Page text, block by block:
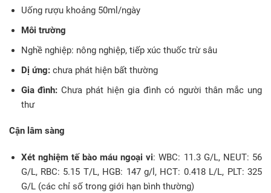
Uống rượu khoảng 50ml/ngày
Môi trường
Nghề nghiệp: nông nghiệp, tiếp xúc thuốc trừ sâu
Dị ứng: chưa phát hiện bất thường
Gia đình:Chưa phát hiện gia đình có người thân mắc ung
thư
Cận lâm sàng
Xét nghiệm tế bào máu ngoại vi: WBC: 11.3 G/L, NEUT: 56
G/L, RBC: 5.15 T/L, HGB: 147 g/l, HCT: 0.418 L/L, PLT: 325
G/L (các chỉ số trong giới hạn bình thường)